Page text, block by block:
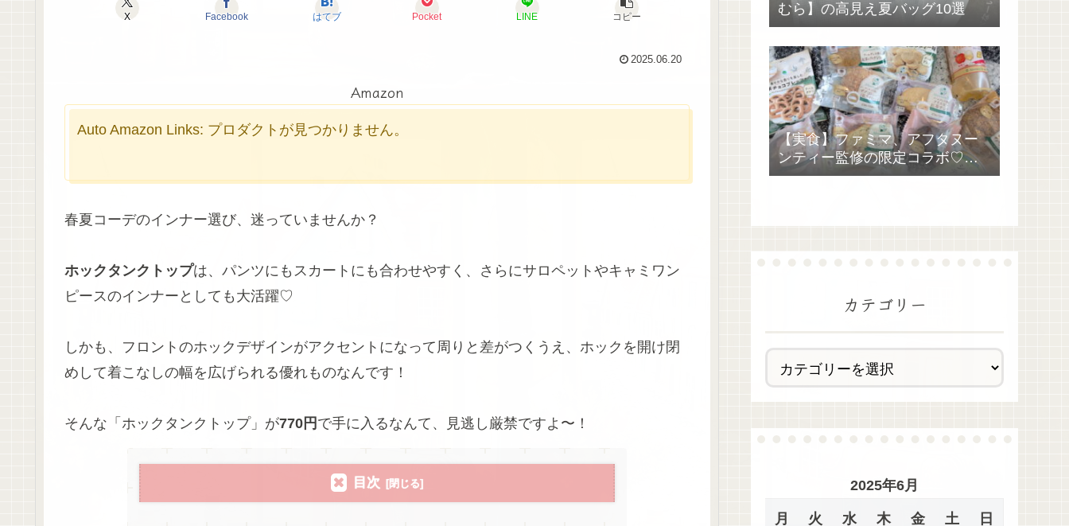
X Facebook はてブ Pocket LINE コピー
2025.06.20
Amazon
Auto Amazon Links: プロダクトが見つかりません。
春夏コーデのインナー選び、迷っていませんか？
ホックタンクトップは、パンツにもスカートにも合わせやすく、さらにサロペットやキャミワン
ピースのインナーとしても大活躍♡
しかも、フロントのホックデザインがアクセントになって周りと差がつくうえ、ホックを開け閉
めして着こなしの幅を広げられる優れものなんです！
そんな「ホックタンクトップ」が770円 で手に入るなんて、見逃し厳禁ですよ〜！
目次
むら】の高見え夏バッグ10選
【実食】ファミマ、アフタヌー
ンティー監修の限定コラボ♡過
去最多全28種類が絶品過ぎた！
カテゴリー
2025年6月
月 火 水 木 金 土 日